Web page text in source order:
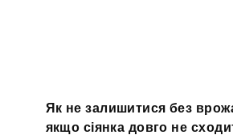
Як не залишитися без
якщо сіянка довго не